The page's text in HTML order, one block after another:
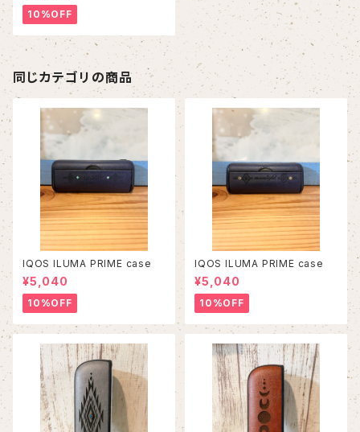
10%OFF
同じカテゴリの商品
IQOS ILUMA PRIME case
¥5,040
10%OFF
IQOS ILUMA PRIME case
¥5,040
10%OFF